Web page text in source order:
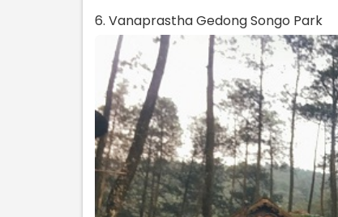
6. Vanaprastha Gedong Songo Park